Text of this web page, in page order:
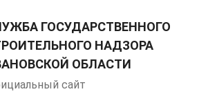
ГОСУДАРСТВЕННОГО
НАДЗОРА
ОБЛАСТИ
сайт